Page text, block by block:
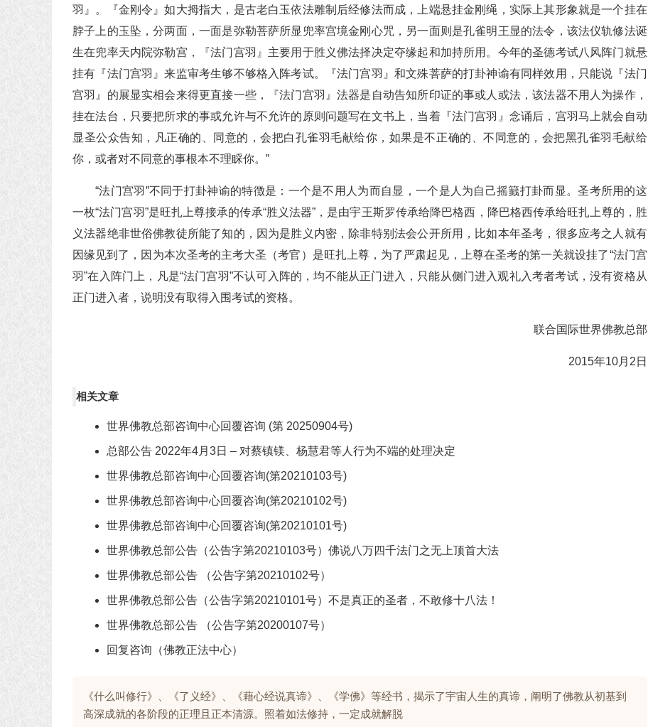
羽』。『金刚令』如大拇指大，是古老白玉依法雕制后经修法而成，上端悬挂金刚绳，实际上其形象就是一个挂在
脖子上的玉坠，分两面，一面是弥勒菩萨所显兜率宫境金刚心咒，另一面则是孔雀明王显的法令，该法仪轨修法诞
生在兜率天内院弥勒宫，『法门宫羽』主要用于胜义佛法择决定夺缘起和加持所用。今年的圣德考试八风阵门就悬
挂有『法门宫羽』来监审考生够不够格入阵考试。『法门宫羽』和文殊菩萨的打卦神谕有同样效用，只能说『法门
宫羽』的展显实相会来得更直接一些，『法门宫羽』法器是自动告知所印证的事或人或法，该法器不用人为操作，
挂在法台，只要把所求的事或允许与不允许的原则问题写在文书上，当着『法门宫羽』念诵后，宫羽马上就会自动
显圣公众告知，凡正确的、同意的，会把白孔雀羽毛献给你，如果是不正确的、不同意的，会把黑孔雀羽毛献给
你，或者对不同意的事根本不理睬你。”
“法门宫羽”不同于打卦神谕的特徴是：一个是不用人为而自显，一个是人为自己摇籖打卦而显。圣考所用的这
一枚“法门宫羽”是旺扎上尊接承的传承“胜义法器”，是由宇王斯罗传承给降巴格西，降巴格西传承给旺扎上尊的，胜
义法器绝非世俗佛教徒所能了知的，因为是胜义内密，除非特别法会公开所用，比如本年圣考，很多应考之人就有
因缘见到了，因为本次圣考的主考大圣（考官）是旺扎上尊，为了严肃起见，上尊在圣考的第一关就设挂了“法门宫
羽”在入阵门上，凡是“法门宫羽”不认可入阵的，均不能从正门进入，只能从侧门进入观礼入考者考试，没有资格从
正门进入者，说明没有取得入围考试的资格。
联合国际世界佛教总部
2015年10月2日
相关文章
世界佛教总部咨询中心回覆咨询 (第 20250904号)
总部公告 2022年4月3日 – 对蔡镇镁、杨慧君等人行为不端的处理决定
世界佛教总部咨询中心回覆咨询(第20210103号)
世界佛教总部咨询中心回覆咨询(第20210102号)
世界佛教总部咨询中心回覆咨询(第20210101号)
世界佛教总部公告（公告字第20210103号）佛说八万四千法门之无上顶首大法
世界佛教总部公告 （公告字第20210102号）
世界佛教总部公告（公告字第20210101号）不是真正的圣者，不敢修十八法！
世界佛教总部公告 （公告字第20200107号）
回复咨询（佛教正法中心）
《什么叫修行》、《了义经》、《藉心经说真谛》、《学佛》等经书，揭示了宇宙人生的真谛，阐明了佛教从初基到
高深成就的各阶段的正理且正本清源。照着如法修持，一定成就解脱